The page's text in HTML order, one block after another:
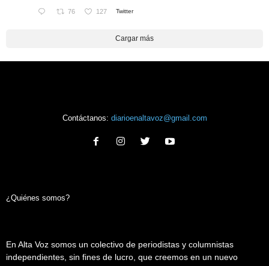
76 127 Twitter
Cargar más
Contáctanos: diarioenaltavoz@gmail.com
¿Quiénes somos?
En Alta Voz somos un colectivo de periodistas y columnistas
independientes, sin fines de lucro, que creemos en un nuevo